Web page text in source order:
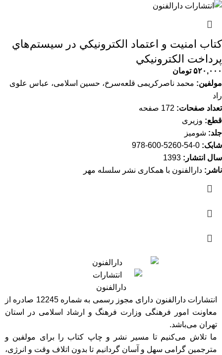
کتاب امنيت و اعتماد الكترونيكي در سيستم‌هاي
پرداخت الكترونيكي
۵۲۰,۰۰۰ تومان
مولفین: محمد ناصرکریمی قلعه‌سرخ، حسین اسلامی، عباس علوی
راد
تعداد صفحات:
قطع: وزیری
جلد: شومیز
شابک:
سال انتشار:
ناشر: دارالفنون با همکاری نشر سلسله مهر
انتشارات دارالفنون دارای مجوز رسمی به شماره 12245 صادره از
معاونت امور فرهنگی وزارت فرهنگ و ارشاد اسلامی در استان
تهران می‌باشد.
ما تلاش می‌کنیم تا مسیر نشر و چاپ کتاب را برای مولفین و
مترجمین گرامی سهل و آسان گردانیم تا بدون اتلاف وقت و انرژی،